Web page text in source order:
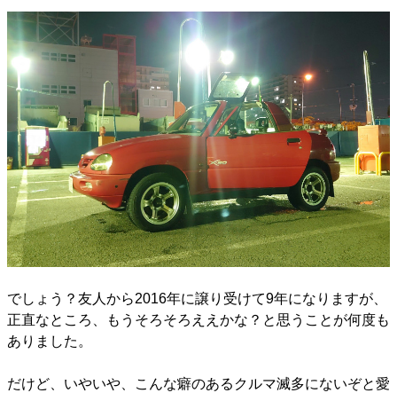
でしょう？友人から2016年に譲り受けて9年になりますが、
正直なところ、もうそろそろええかな？と思うことが何度も
ありました。
だけど、いやいや、こんな癖のあるクルマ滅多にないぞと愛